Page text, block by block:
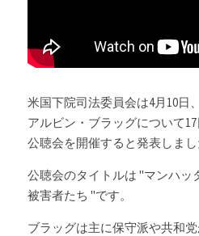
About Mei
Beginner's Content
question corner
投資
ログイン/登録
米国下院司法委員会は4月10日
アルビン・ブラッグについて
公聴会を開催すると発表しまし
公聴会のタイトルは "マンハッ
被害者たち "です。
ブラッグは主に保守派や共和